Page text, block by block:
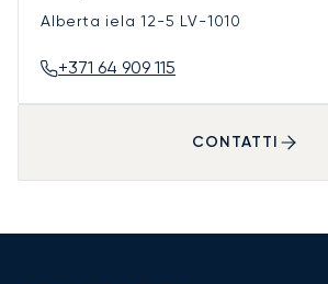
Alberta iela 12-5 LV-1010
+371 64 909 115
CONTATTI